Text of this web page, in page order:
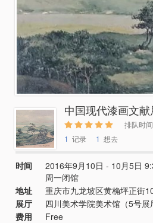
中国现代漆画文献
排队时间
1 记录 1 想去
时间
2016年9月10日 - 10月5日
周一闭馆
地址
重庆市九龙坡区黄桷坪正街
展厅
四川美术学院美术馆（5号展
费用
Free